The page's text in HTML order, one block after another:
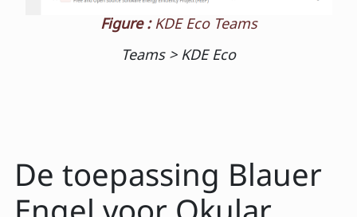
Figure : KDE Eco Teams
Teams > KDE Eco
De toepassing Blauer